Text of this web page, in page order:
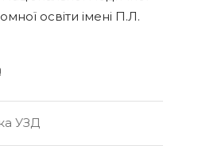
освіти імені П.Л.
УЗД